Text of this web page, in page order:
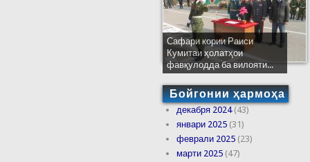
Сафари кории Раиси
Кумитаи ҳолатҳои
фавқулодда ба вилояти...
Бойгонии ҳармоҳа
декабря 2024(43)
январи 2025 (31)
феврали 2025 (23)
марти 2025 (47)